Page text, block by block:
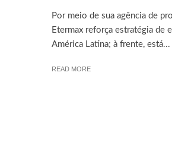
Por meio de sua agência de
Etermax reforça estratégia de
América Latina; à frente, está...
READ MORE